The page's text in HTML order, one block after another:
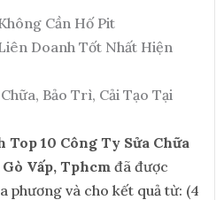
Cần Hố Pit
Doanh Tốt Nhất Hiện
Bảo Trì, Cải Tạo Tại
Top 10 Công Ty Sửa Chữa
Vấp, Tphcm đã được
phương và cho kết quả từ: (4